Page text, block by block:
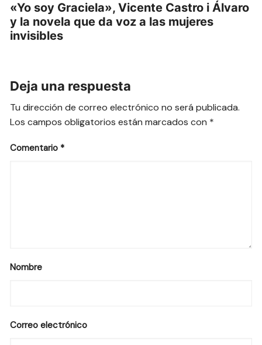
«Yo soy Graciela», Vicente Castro i Álvaro
y la novela que da voz a las mujeres
invisibles
Deja una respuesta
Tu dirección de correo electrónico no será publicada.
Los campos obligatorios están marcados con *
Comentario *
Nombre
Correo electrónico